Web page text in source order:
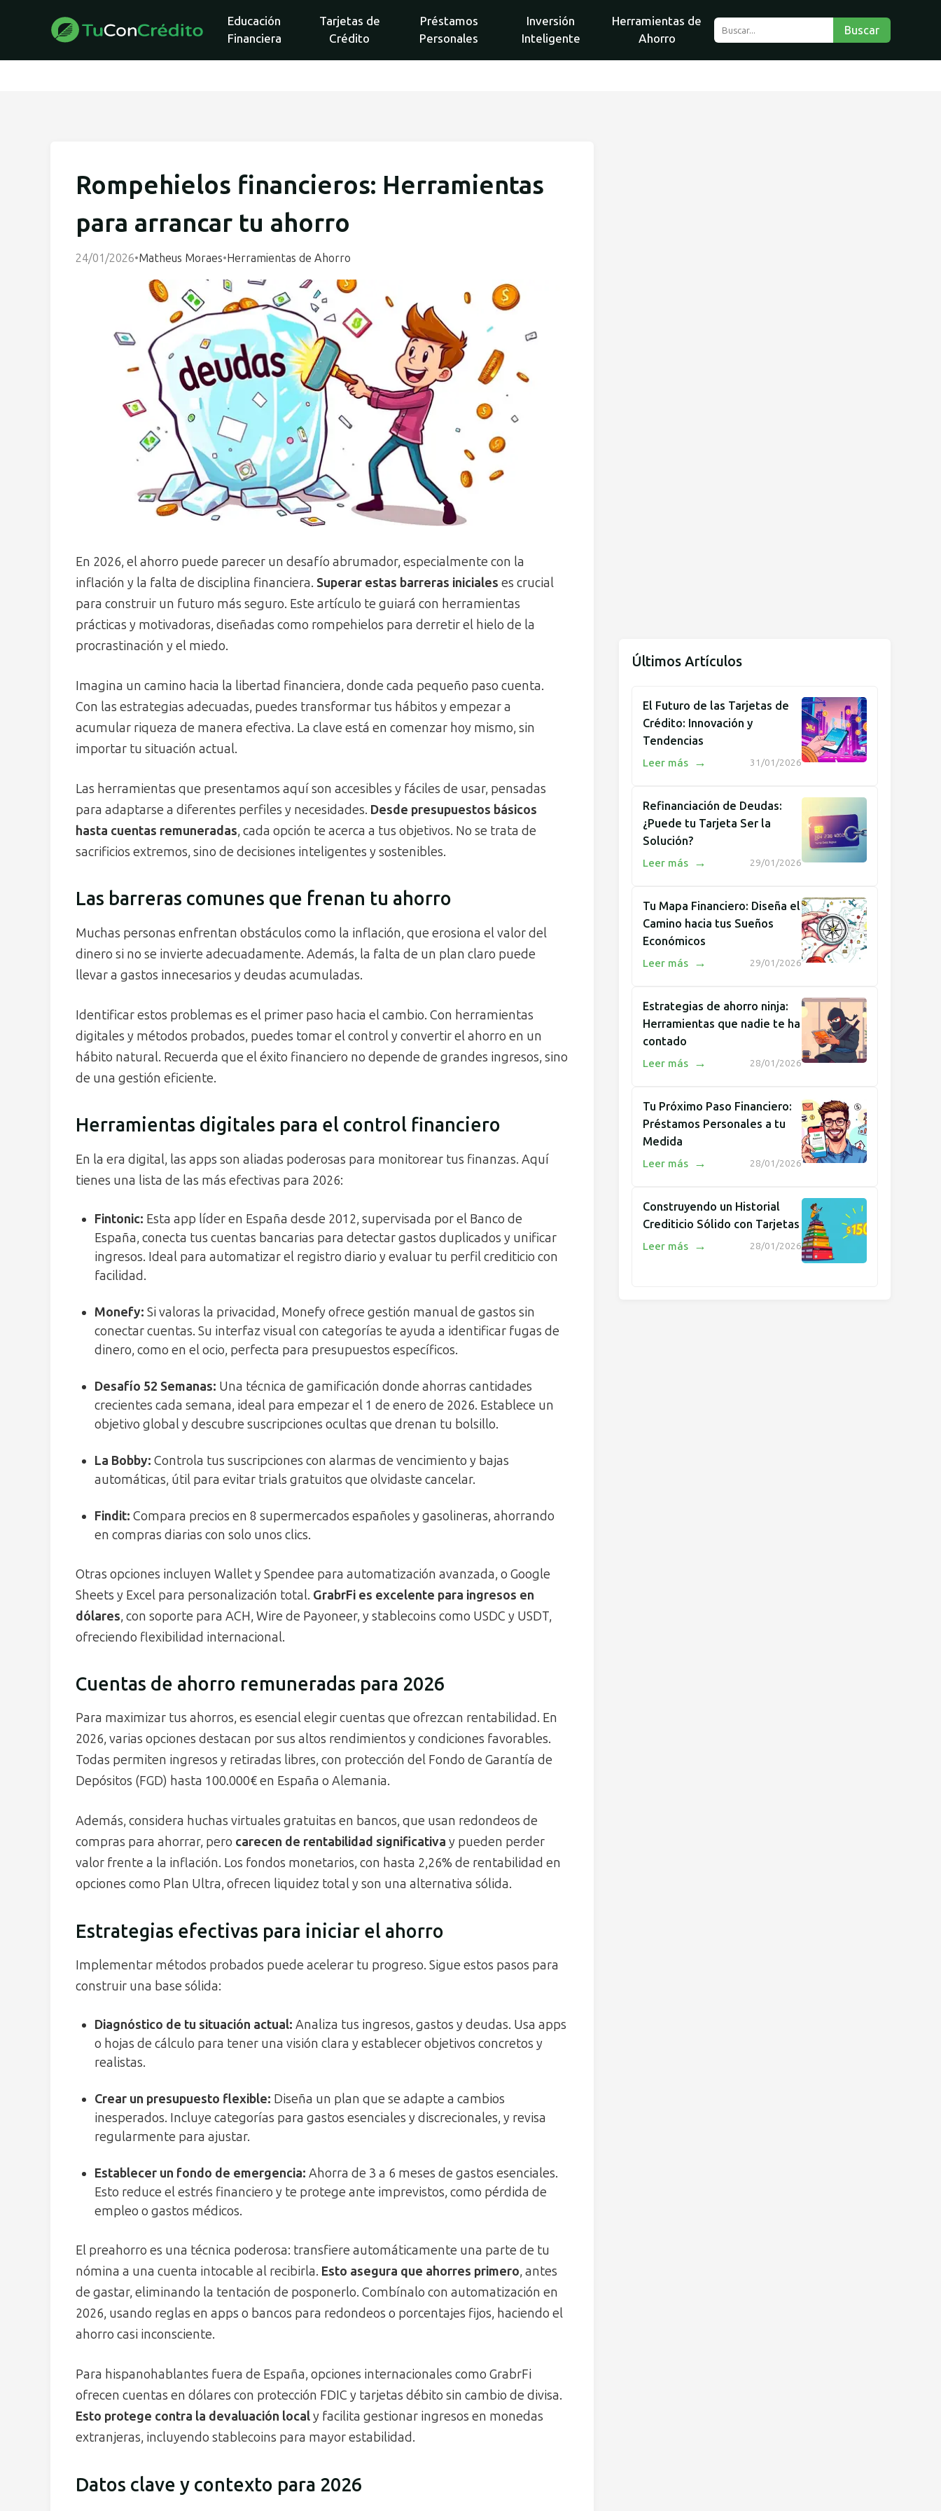
Educación
Financiera
Tarjetas de
Crédito
Préstamos
Personales
Inversión
Inteligente
Herramientas de
Ahorro
Buscar
Rompehielos financieros: Herramientas
para arrancar tu ahorro
24/01/2026•Matheus Moraes•Herramientas de Ahorro
En 2026, el ahorro puede parecer un desafío abrumador, especialmente con la
inflación y la falta de disciplina financiera. Superar estas barreras iniciales es crucial
para construir un futuro más seguro. Este artículo te guiará con herramientas
prácticas y motivadoras, diseñadas como rompehielos para derretir el hielo de la
procrastinación y el miedo.
Imagina un camino hacia la libertad financiera, donde cada pequeño paso cuenta.
Con las estrategias adecuadas, puedes transformar tus hábitos y empezar a
acumular riqueza de manera efectiva. La clave está en comenzar hoy mismo, sin
importar tu situación actual.
Las herramientas que presentamos aquí son accesibles y fáciles de usar, pensadas
para adaptarse a diferentes perfiles y necesidades. Desde presupuestos básicos
hasta cuentas remuneradas, cada opción te acerca a tus objetivos. No se trata de
sacrificios extremos, sino de decisiones inteligentes y sostenibles.
Las barreras comunes que frenan tu ahorro
Muchas personas enfrentan obstáculos como la inflación, que erosiona el valor del
dinero si no se invierte adecuadamente. Además, la falta de un plan claro puede
llevar a gastos innecesarios y deudas acumuladas.
Identificar estos problemas es el primer paso hacia el cambio. Con herramientas
digitales y métodos probados, puedes tomar el control y convertir el ahorro en un
hábito natural. Recuerda que el éxito financiero no depende de grandes ingresos, sino
de una gestión eficiente.
Herramientas digitales para el control financiero
En la era digital, las apps son aliadas poderosas para monitorear tus finanzas. Aquí
tienes una lista de las más efectivas para 2026:
Fintonic: Esta app líder en España desde 2012, supervisada por el Banco de
España, conecta tus cuentas bancarias para detectar gastos duplicados y unificar
ingresos. Ideal para automatizar el registro diario y evaluar tu perfil crediticio con
facilidad.
Monefy: Si valoras la privacidad, Monefy ofrece gestión manual de gastos sin
conectar cuentas. Su interfaz visual con categorías te ayuda a identificar fugas de
dinero, como en el ocio, perfecta para presupuestos específicos.
Desafío 52 Semanas: Una técnica de gamificación donde ahorras cantidades
crecientes cada semana, ideal para empezar el 1 de enero de 2026. Establece un
objetivo global y descubre suscripciones ocultas que drenan tu bolsillo.
La Bobby: Controla tus suscripciones con alarmas de vencimiento y bajas
automáticas, útil para evitar trials gratuitos que olvidaste cancelar.
Findit: Compara precios en 8 supermercados españoles y gasolineras, ahorrando
en compras diarias con solo unos clics.
Otras opciones incluyen Wallet y Spendee para automatización avanzada, o Google
Sheets y Excel para personalización total. GrabrFi es excelente para ingresos en
dólares, con soporte para ACH, Wire de Payoneer, y stablecoins como USDC y USDT,
ofreciendo flexibilidad internacional.
Cuentas de ahorro remuneradas para 2026
Para maximizar tus ahorros, es esencial elegir cuentas que ofrezcan rentabilidad. En
2026, varias opciones destacan por sus altos rendimientos y condiciones favorables.
Todas permiten ingresos y retiradas libres, con protección del Fondo de Garantía de
Depósitos (FGD) hasta 100.000€ en España o Alemania.
Además, considera huchas virtuales gratuitas en bancos, que usan redondeos de
compras para ahorrar, pero carecen de rentabilidad significativa y pueden perder
valor frente a la inflación. Los fondos monetarios, con hasta 2,26% de rentabilidad en
opciones como Plan Ultra, ofrecen liquidez total y son una alternativa sólida.
Estrategias efectivas para iniciar el ahorro
Implementar métodos probados puede acelerar tu progreso. Sigue estos pasos para
construir una base sólida:
Diagnóstico de tu situación actual: Analiza tus ingresos, gastos y deudas. Usa apps
o hojas de cálculo para tener una visión clara y establecer objetivos concretos y
realistas.
Crear un presupuesto flexible: Diseña un plan que se adapte a cambios
inesperados. Incluye categorías para gastos esenciales y discrecionales, y revisa
regularmente para ajustar.
Establecer un fondo de emergencia: Ahorra de 3 a 6 meses de gastos esenciales.
Esto reduce el estrés financiero y te protege ante imprevistos, como pérdida de
empleo o gastos médicos.
El preahorro es una técnica poderosa: transfiere automáticamente una parte de tu
nómina a una cuenta intocable al recibirla. Esto asegura que ahorres primero, antes
de gastar, eliminando la tentación de posponerlo. Combínalo con automatización en
2026, usando reglas en apps o bancos para redondeos o porcentajes fijos, haciendo el
ahorro casi inconsciente.
Para hispanohablantes fuera de España, opciones internacionales como GrabrFi
ofrecen cuentas en dólares con protección FDIC y tarjetas débito sin cambio de divisa.
Esto protege contra la devaluación localy facilita gestionar ingresos en monedas
extranjeras, incluyendo stablecoins para mayor estabilidad.
Datos clave y contexto para 2026
Últimos Artículos
El Futuro de las Tarjetas de
Crédito: Innovación y
Tendencias
31/01/2026
Leer más →
Refinanciación de Deudas:
¿Puede tu Tarjeta Ser la
Solución?
29/01/2026
Leer más →
Tu Mapa Financiero: Diseña el
Camino hacia tus Sueños
Económicos
29/01/2026
Leer más →
Estrategias de ahorro ninja:
Herramientas que nadie te ha
contado
28/01/2026
Leer más →
Tu Próximo Paso Financiero:
Préstamos Personales a tu
Medida
28/01/2026
Leer más →
Construyendo un Historial
Crediticio Sólido con Tarjetas
28/01/2026
Leer más →